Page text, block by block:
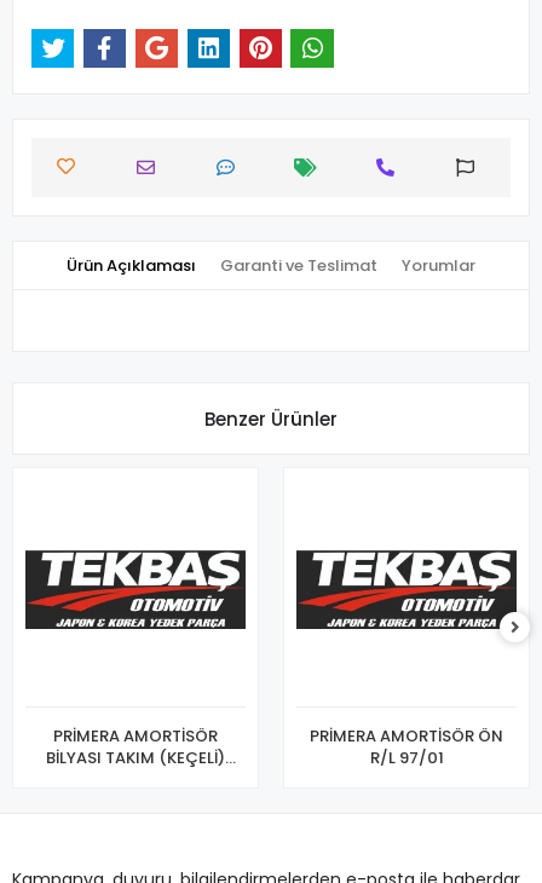
Ürün Açıklaması Garanti ve Teslimat Yorumlar
Benzer Ürünler
PRİMERA AMORTİSÖR
BİLYASI TAKIM (KEÇELİ)
PRİMERA AMORTİSÖR ÖN
R/L 97/01